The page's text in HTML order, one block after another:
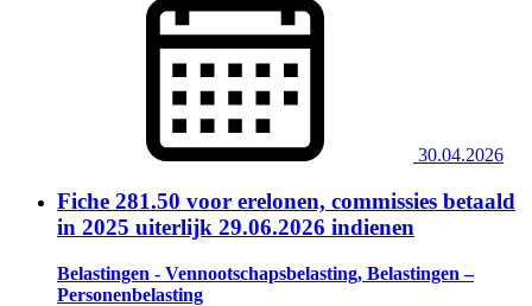
30.04.2026
Fiche 281.50 voor erelonen, commissies betaald
in 2025 uiterlijk 29.06.2026 indienen
Belastingen - Vennootschapsbelasting, Belastingen –
Personenbelasting